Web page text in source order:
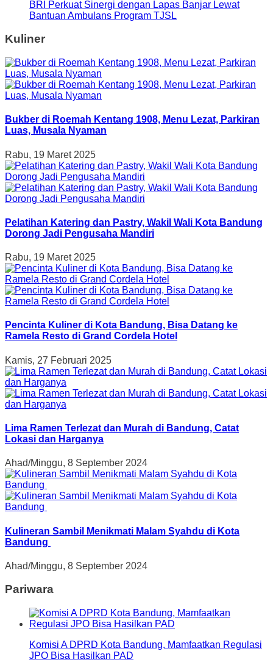
BRI Perkuat Sinergi dengan Lapas Banjar Lewat
Bantuan Ambulans Program TJSL
Kuliner
Bukber di Roemah Kentang 1908, Menu Lezat, Parkiran
Luas, Musala Nyaman
Rabu, 19 Maret 2025
Pelatihan Katering dan Pastry, Wakil Wali Kota Bandung
Dorong Jadi Pengusaha Mandiri
Rabu, 19 Maret 2025
Pencinta Kuliner di Kota Bandung, Bisa Datang ke
Ramela Resto di Grand Cordela Hotel
Kamis, 27 Februari 2025
Lima Ramen Terlezat dan Murah di Bandung, Catat
Lokasi dan Harganya
Ahad/Minggu, 8 September 2024
Kulineran Sambil Menikmati Malam Syahdu di Kota
Bandung
Ahad/Minggu, 8 September 2024
Pariwara
Komisi A DPRD Kota Bandung, Mamfaatkan Regulasi
JPO Bisa Hasilkan PAD